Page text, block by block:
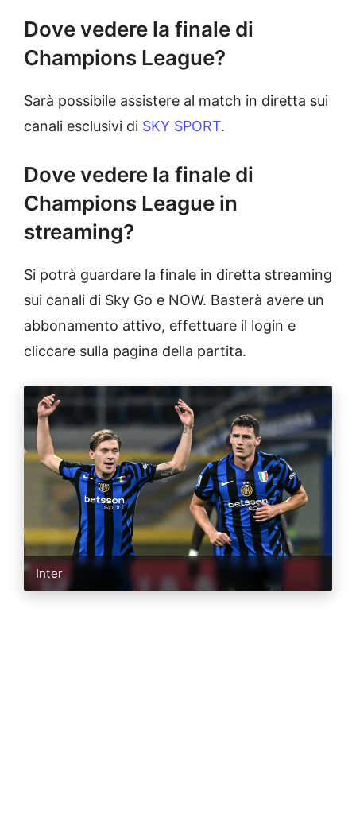
Dove vedere la finale di
Champions League?
Sarà possibile assistere al match in diretta sui
canali esclusivi di SKY SPORT.
Dove vedere la finale di
Champions League in
streaming?
Si potrà guardare la finale in diretta streaming
sui canali di Sky Go e NOW. Basterà avere un
abbonamento attivo, effettuare il login e
cliccare sulla pagina della partita.
Inter